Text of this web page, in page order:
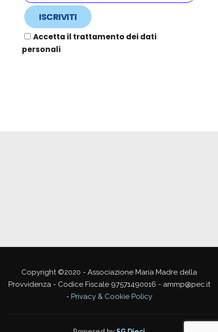
Accetta il trattamento dei dati
personali
Copyright ©2020 - Associazione Maria Madre della
Provvidenza - Codice Fiscale 97571490016 - ammp@pec.it
- Privacy & Cookie Policy